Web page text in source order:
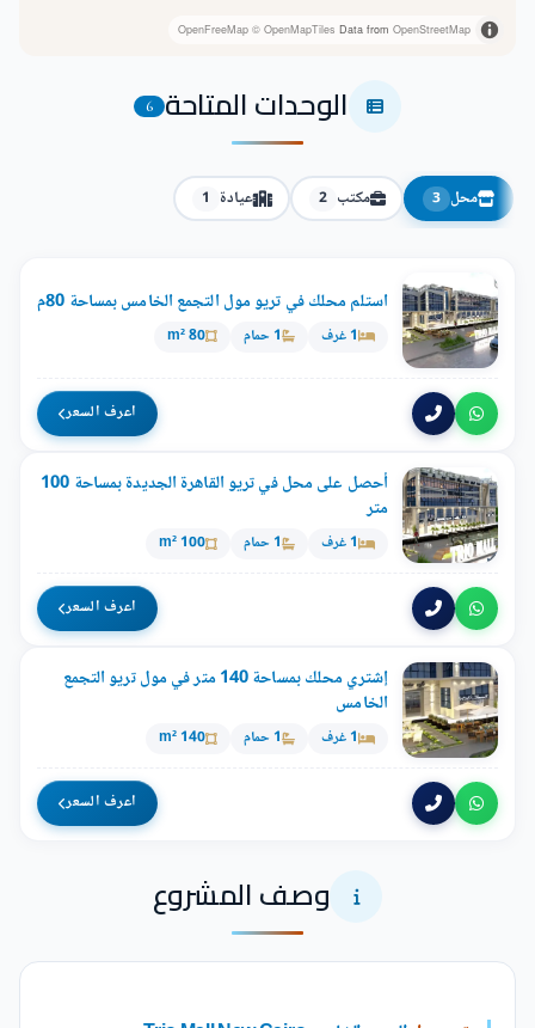
OpenFreeMap © OpenMapTiles Data from OpenStreetMap
الوحدات المتاحة 6
محل 3 مكتب 2 عيادة 1
استلم محلك في تريو مول التجمع الخامس بمساحة 80م
1 غرف 1 حمام 80 m²
اعرف السعر
أحصل على محل في تريو القاهرة الجديدة بمساحة 100
متر
1 غرف 1 حمام 100 m²
اعرف السعر
إشتري محلك بمساحة 140 متر في مول تريو التجمع
الخامس
1 غرف 1 حمام 140 m²
اعرف السعر
وصف المشروع